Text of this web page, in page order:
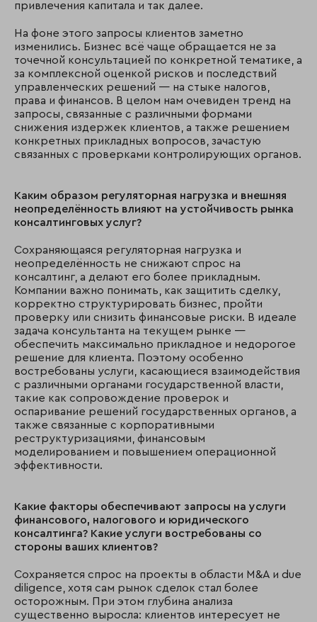
привлечения капитала и так далее.
На фоне этого запросы клиентов заметно
изменились. Бизнес всё чаще обращается не за
точечной консультацией по конкретной тематике, а
за комплексной оценкой рисков и последствий
управленческих решений — на стыке налогов,
права и финансов. В целом нам очевиден тренд на
запросы, связанные с различными формами
снижения издержек клиентов, а также решением
конкретных прикладных вопросов, зачастую
связанных с проверками контролирующих органов.
Каким образом регуляторная нагрузка и внешняя
неопределённость влияют на устойчивость рынка
консалтинговых услуг?
Сохраняющаяся регуляторная нагрузка и
неопределённость не снижают спрос на
консалтинг, а делают его более прикладным.
Компании важно понимать, как защитить сделку,
корректно структурировать бизнес, пройти
проверку или снизить финансовые риски. В идеале
задача консультанта на текущем рынке —
обеспечить максимально прикладное и недорогое
решение для клиента. Поэтому особенно
востребованы услуги, касающиеся взаимодействия
с различными органами государственной власти,
такие как сопровождение проверок и
оспаривание решений государственных органов, а
также связанные с корпоративными
реструктуризациями, финансовым
моделированием и повышением операционной
эффективности.
Какие факторы обеспечивают запросы на услуги
финансового, налогового и юридического
консалтинга? Какие услуги востребованы со
стороны ваших клиентов?
Сохраняется спрос на проекты в области M&A и due
diligence, хотя сам рынок сделок стал более
осторожным. При этом глубина анализа
существенно выросла: клиентов интересует не